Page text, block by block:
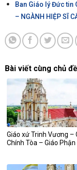
Ban Giáo lý Đức tin
– NGÀNH HIỆP SĨ
Bài viết cùng chủ
Giáo xứ Trinh Vương –
Chính Tòa – Giáo